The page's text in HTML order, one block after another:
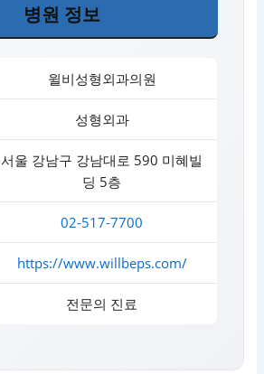
병원 정보
윌비성형외과의원
성형외과
서울 강남구 강남대로 590 미혜빌
딩 5층
02-517-7700
https://www.willbeps.com/
전문의 진료